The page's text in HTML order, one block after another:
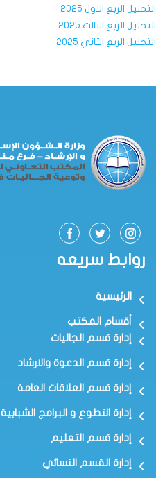
التحليل الربع الاول 2025
التحليل الربع الثالث 2025
التحليل الربع الثاني 2025
روابط سريعه
الرئيسية
أقسام المكتب
إدارة قسم الجاليات
إدارة قسم الدعوة والارشاد
إدارة قسم العلاقات العامة
إدارة التطوع و البرامج الشبابية
إدارة قسم التعليم
إدارة القسم النسائي